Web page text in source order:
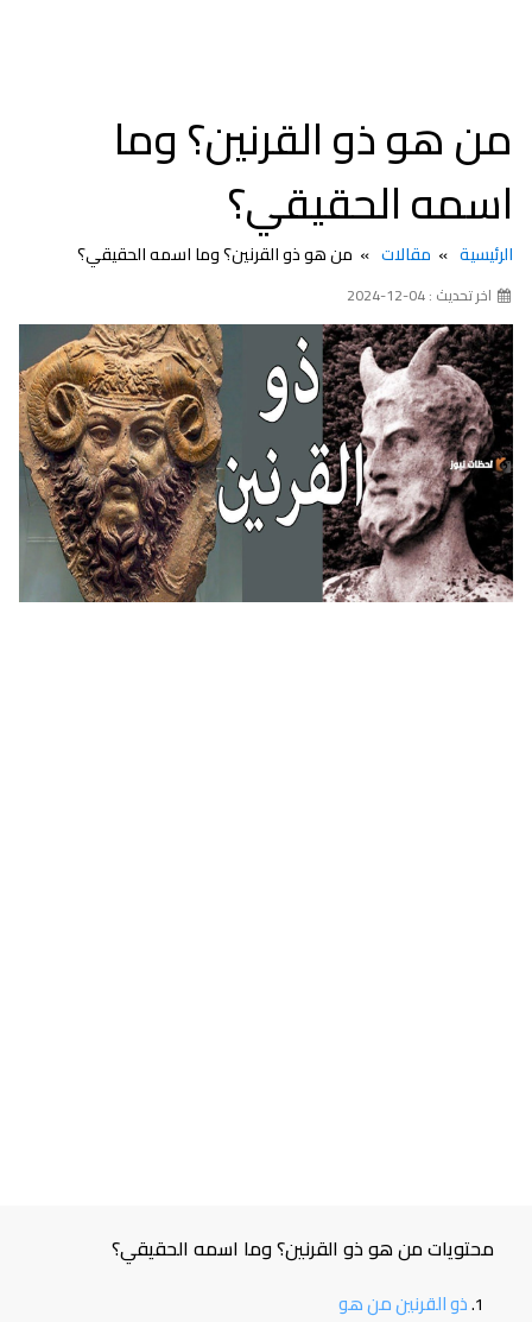
من هو ذو القرنين؟ وما
اسمه الحقيقي؟
الرئيسية مقالات من هو ذو القرنين؟ وما اسمه الحقيقي؟
اخر تحديث : 04-12-2024
محتويات من هو ذو القرنين؟ وما اسمه الحقيقي؟
ذو القرنين من هو